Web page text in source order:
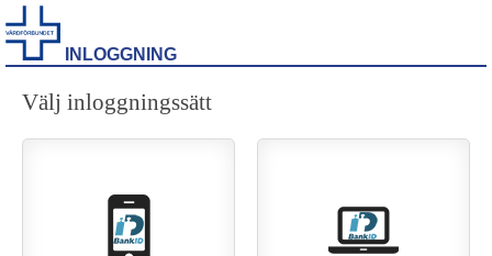
INLOGGNING
Välj inloggningssätt